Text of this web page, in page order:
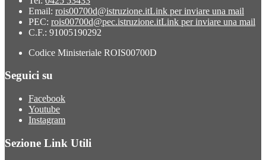
Email: rois00700d@istruzione.itLink per inviare una mail
PEC: rois00700d@pec.istruzione.itLink per inviare una mail
C.F.: 91005190292
Codice Ministeriale ROIS00700D
Seguici su
Facebook
Youtube
Instagram
Sezione Link Utili